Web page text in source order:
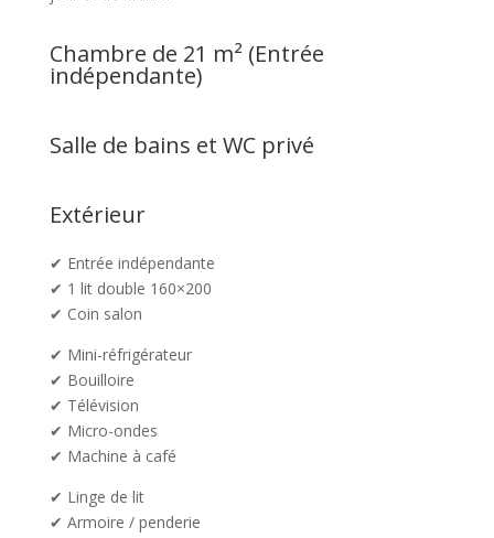
Chambre de 21 m² (Entrée
indépendante)
Salle de bains et WC privé
Extérieur
✔ Entrée indépendante
✔ 1 lit double 160×200
✔ Coin salon
✔ Mini-réfrigérateur
✔ Bouilloire
✔ Télévision
✔ Micro-ondes
✔ Machine à café
✔ Linge de lit
✔ Armoire / penderie